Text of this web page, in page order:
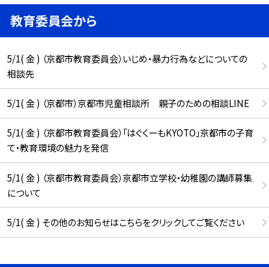
教育委員会から
5/1( 金 ) （京都市教育委員会）いじめ・暴力行為などについての
相談先
5/1( 金 ) （京都市）京都市児童相談所 親子のための相談LINE
5/1( 金 ) （京都市教育委員会）「はぐくーもKYOTO」京都市の子育
て・教育環境の魅力を発信
5/1( 金 ) （京都市教育委員会）京都市立学校・幼稚園の講師募集
について
5/1( 金 ) その他のお知らせはこちらをクリックしてご覧ください